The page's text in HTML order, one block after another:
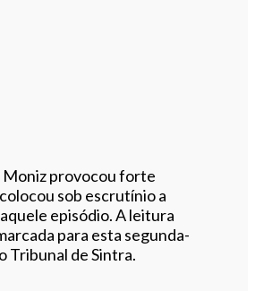
Moniz provocou forte
sob escrutínio a
episódio. A leitura
para esta segunda-
Tribunal de Sintra.